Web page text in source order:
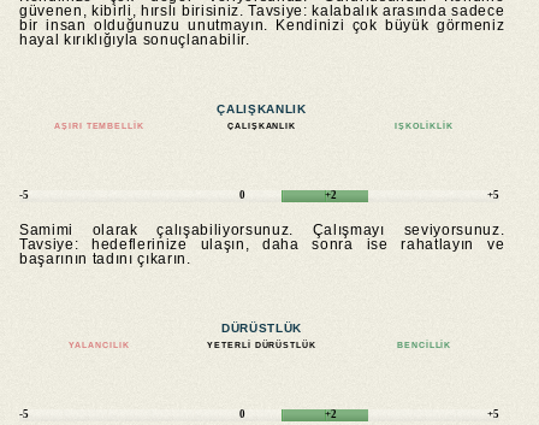
güvenen, kibirli, hırslı birisiniz. Tavsiye: kalabalık arasında sadece
bir insan olduğunuzu unutmayın. Kendinizi çok büyük görmeniz
hayal kırıklığıyla sonuçlanabilir.
ÇALIŞKANLIK
AŞIRI TEMBELLIK ÇALIŞKANLIK IŞKOLIKLIK
-5 0 +2 +5
Samimi olarak çalışabiliyorsunuz. Çalışmayı seviyorsunuz.
Tavsiye: hedeflerinize ulaşın, daha sonra ise rahatlayın ve
başarının tadını çıkarın.
DÜRÜSTLÜK
YALANCILIK YETERLI DÜRÜSTLÜK BENCILLIK
-5 0 +2 +5